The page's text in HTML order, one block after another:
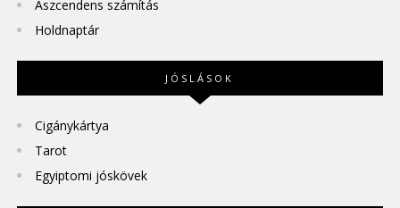
Aszcendens számítás
Holdnaptár
JÓSLÁSOK
Cigánykártya
Tarot
Egyiptomi jóskövek